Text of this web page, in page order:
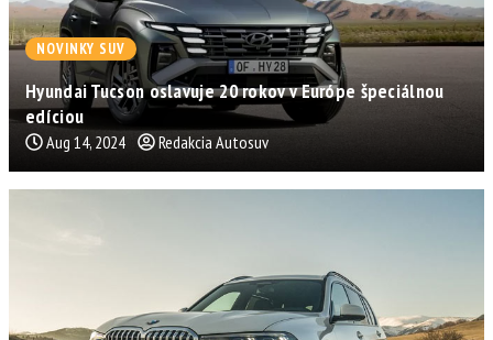
NOVINKY SUV
Hyundai Tucson oslavuje 20 rokov v Európe špeciálnou
edíciou
Aug 14, 2024 Redakcia Autosuv